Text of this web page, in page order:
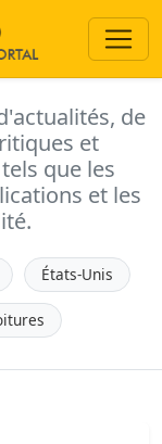
de
et
que les
et les
États-Unis